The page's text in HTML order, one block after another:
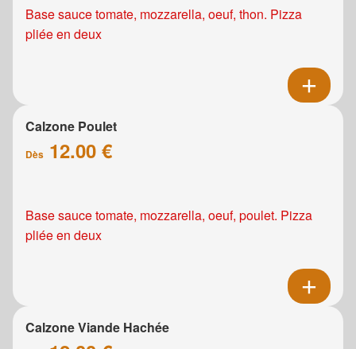
Base sauce tomate, mozzarella, oeuf, thon. Pizza
pliée en deux
Calzone Poulet
Dès 12.00 €
Base sauce tomate, mozzarella, oeuf, poulet. Pizza
pliée en deux
Calzone Viande Hachée